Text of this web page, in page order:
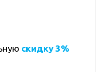
скидку 3%